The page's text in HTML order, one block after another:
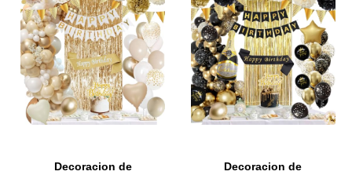
Decoracion de
Decoracion de